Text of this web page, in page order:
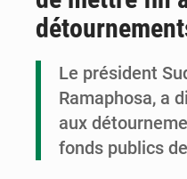
Le président
Ramaphosa, a
aux
fonds publics